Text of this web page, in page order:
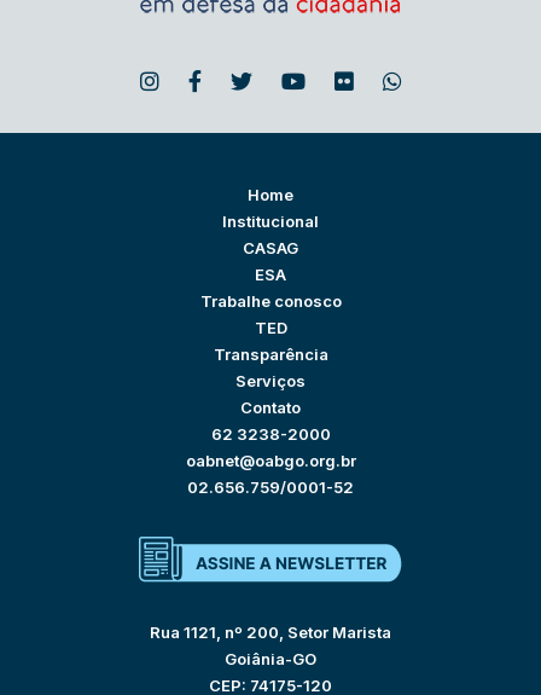
Home
Institucional
CASAG
ESA
Trabalhe conosco
TED
Transparência
Serviços
Contato
62 3238-2000
oabnet@oabgo.org.br
02.656.759/0001-52
Rua 1121, nº 200, Setor Marista
Goiânia-GO
CEP: 74175-120